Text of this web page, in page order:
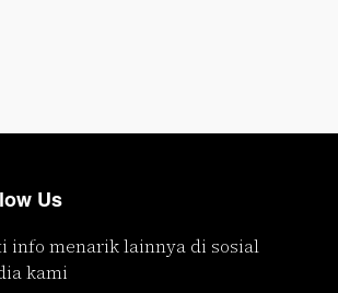
Us
info menarik lainnya di sosial
kami